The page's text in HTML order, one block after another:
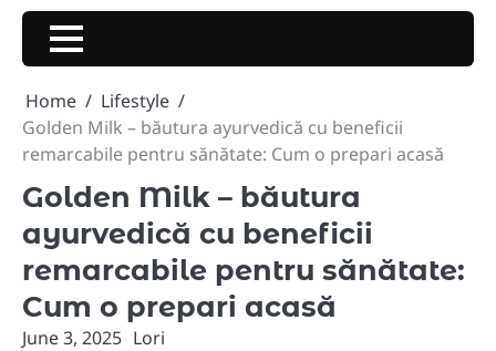
Skip
content
Home
Lifestyle
Golden Milk – băutura ayurvedică cu beneficii
remarcabile pentru sănătate: Cum o prepari acasă
Golden Milk – băutura
ayurvedică cu beneficii
remarcabile pentru sănătate:
Cum o prepari acasă
June 3, 2025 Lori